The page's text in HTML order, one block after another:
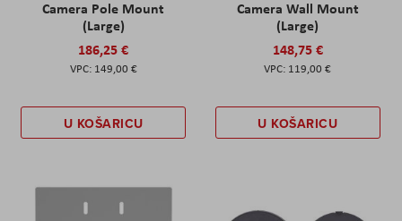
Camera Pole Mount
(Large)
186,25 €
149,00 €
U KOŠARICU
Camera Wall Mount
(Large)
148,75 €
119,00 €
U KOŠARICU